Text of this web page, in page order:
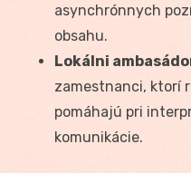
asynchrónnych
obsahu.
Lokálni
zamestnanci, ktorí
pomáhajú pri
komunikácie.